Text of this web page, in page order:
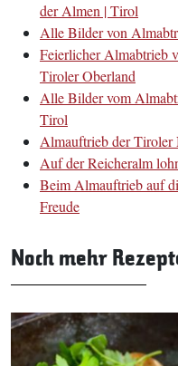
der Almen | Tirol
Alle Bilder von
Feierlicher Almabtrieb
Tiroler Oberland
Alle Bilder vom
Tirol
Almauftrieb der
Auf der Reicheralm
Beim Almauftrieb auf
Freude
Noch mehr